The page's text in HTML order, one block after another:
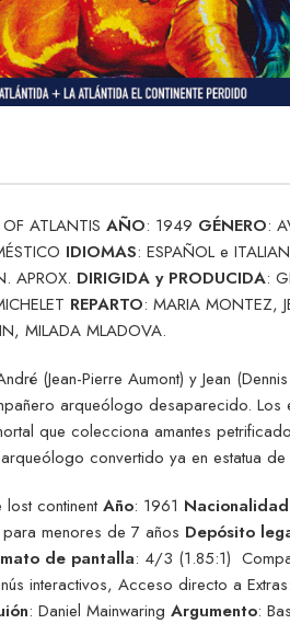
OF ATLANTIS AÑO: 1949 GÉNERO:
IDIOMAS: ESPAÑOL e
APROX. DIRIGIDA y PRODUCIDA:
REPARTO: MARIA MONTEZ,
MILADA MLADOVA.
(Jean-Pierre Aumont) y Jean
arqueólogo desaparecido.
que colecciona amantes
convertido ya en estatua
lost continentAño: 1961 Nacionalidad
menores de 7 años Depósito
de pantalla: 4/3 (1.85:1)
interactivos, Acceso directo a
: Daniel Mainwaring Argumento: